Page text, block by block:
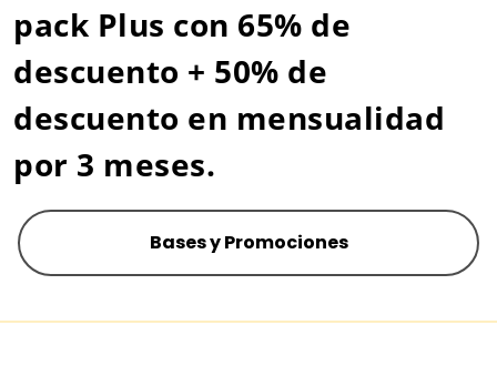
pack Plus con 65% de
descuento + 50% de
descuento en mensualidad
por 3 meses.
Bases y Promociones